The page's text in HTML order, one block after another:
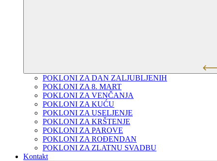
POKLONI ZA DAN ZALJUBLJENIH
POKLONI ZA 8. MART
POKLONI ZA VENČANJA
POKLONI ZA KUĆU
POKLONI ZA USELJENJE
POKLONI ZA KRŠTENJE
POKLONI ZA PAROVE
POKLONI ZA ROĐENDAN
POKLONI ZA ZLATNU SVADBU
Kontakt